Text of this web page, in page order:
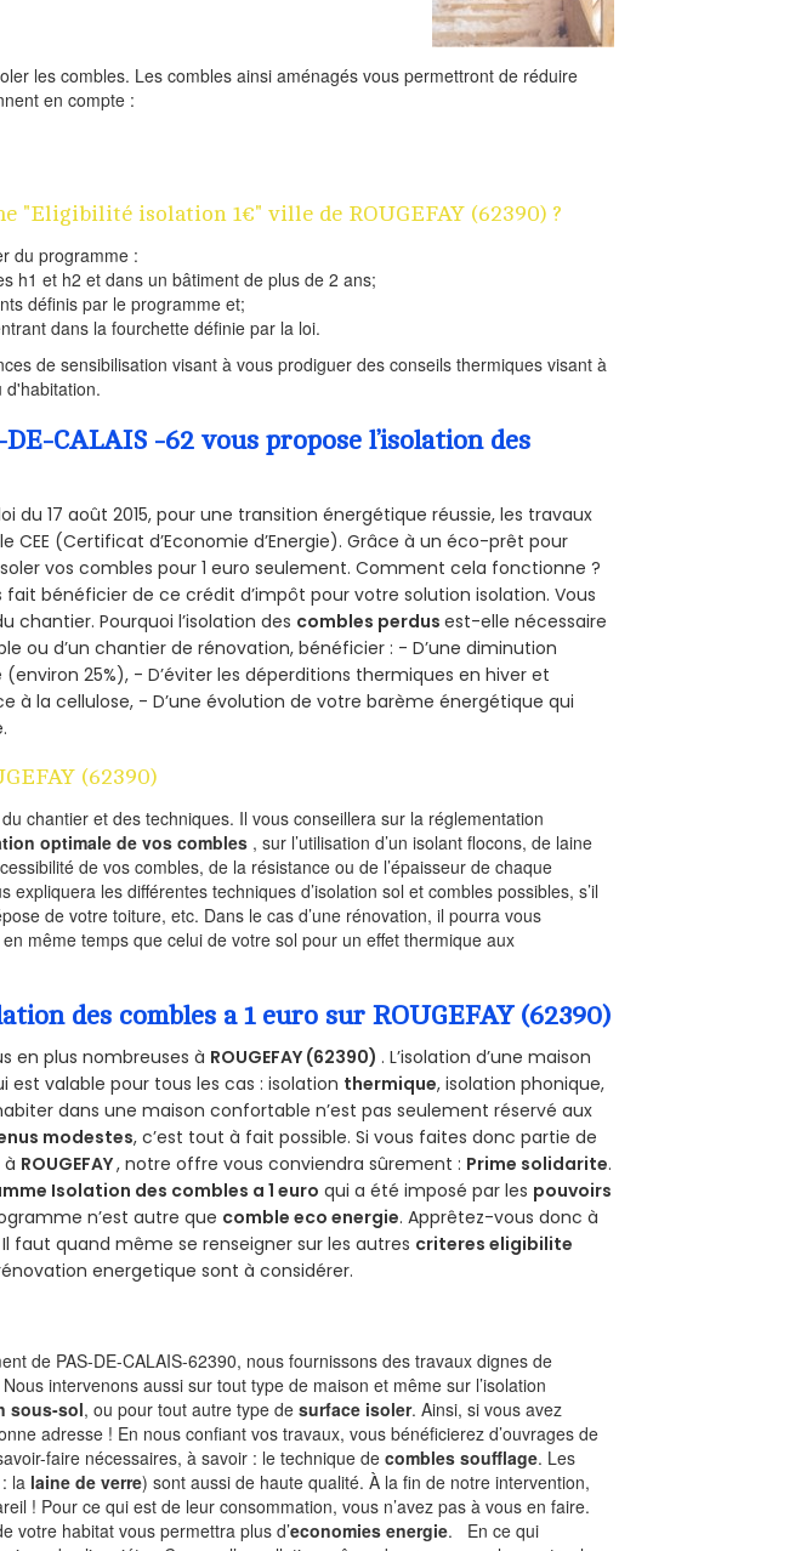
les combles. Les combles ainsi aménagés vous permettront de réduire
en compte :
"Eligibilité isolation 1€" ville de ROUGEFAY (62390) ?
du programme :
h1 et h2 et dans un bâtiment de plus de 2 ans;
définis par le programme et;
dans la fourchette définie par la loi.
de sensibilisation visant à vous prodiguer des conseils thermiques visant à
d'habitation.
CALAIS -62 vous propose l’isolation des
du 17 août 2015, pour une transition énergétique réussie, les travaux
CEE (Certificat d’Economie d’Energie). Grâce à un éco-prêt pour
vos combles pour 1 euro seulement. Comment cela fonctionne ?
fait bénéficier de ce crédit d’impôt pour votre solution isolation. Vous
chantier. Pourquoi l’isolation des combles perdusest-elle nécessaire
ou d’un chantier de rénovation, bénéficier : - D’une diminution
25%), - D’éviter les déperditions thermiques en hiver et
à la cellulose, - D’une évolution de votre barème énergétique qui
(62390)
chantier et des techniques. Il vous conseillera sur la réglementation
optimale de vos combles , sur l’utilisation d’un isolant flocons, de laine
de vos combles, de la résistance ou de l’épaisseur de chaque
expliquera les différentes techniques d’isolation sol et combles possibles, s’il
de votre toiture, etc. Dans le cas d’une rénovation, il pourra vous
même temps que celui de votre sol pour un effet thermique aux
des combles a 1 euro sur ROUGEFAY (62390)
en plus nombreuses à ROUGEFAY (62390) . L’isolation d’une maison
valable pour tous les cas : isolation thermique, isolation phonique,
dans une maison confortable n’est pas seulement réservé aux
modestes, c’est tout à fait possible. Si vous faites donc partie de
ROUGEFAY, notre offre vous conviendra sûrement : Prime solidarite.
Isolation des combles a 1 euro qui a été imposé par les pouvoirs
n’est autre que comble eco energie. Apprêtez-vous donc à
Il faut quand même se renseigner sur les autres criteres eligibilite
energetique sont à considérer.
de PAS-DE-CALAIS-62390, nous fournissons des travaux dignes de
Nous intervenons aussi sur tout type de maison et même sur l’isolation
sous-sol, ou pour tout autre type desurface isoler. Ainsi, si vous avez
adresse ! En nous confiant vos travaux, vous bénéficierez d’ouvrages de
faire nécessaires, à savoir : le technique decombles soufflage. Les
la laine de verre) sont aussi de haute qualité. À la fin de notre intervention,
! Pour ce qui est de leur consommation, vous n’avez pas à vous en faire.
votre habitat vous permettra plus d’economies energie. En ce qui